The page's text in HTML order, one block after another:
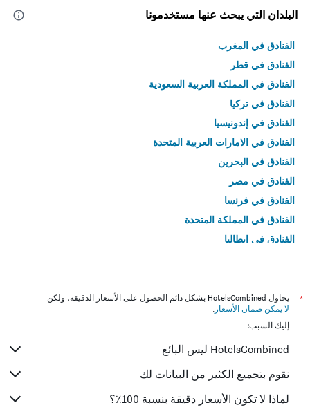
البلدان التي يبحث عنها مستخدمونا
الفنادق في المغرب
الفنادق في قطر
الفنادق في المملكة العربية السعودية
الفنادق في تركيا
الفنادق في إندونيسيا
الفنادق في الامارات العربية المتحدة
الفنادق في البحرين
الفنادق في مصر
الفنادق في فرنسا
الفنادق في المملكة المتحدة
الفنادق في إيطاليا
*
يحاول HotelsCombined بشكل دائم الحصول على الأسعار الدقيقة، ولكن
لا يمكن ضمان الأسعار .
إليك السبب:
HotelsCombined ليس البائع
نقوم بتجميع الكثير من البيانات لك
لماذا لا تكون الأسعار دقيقة بنسبة 100٪؟